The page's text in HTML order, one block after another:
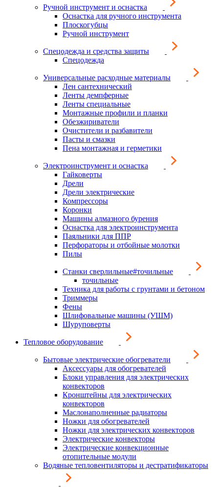
Ручной инструмент и оснастка
Оснастка для ручного инструмента
Плоскогубцы
Ручной инструмент
Спецодежда и средства защиты
Спецодежда
Универсальные расходные материалы
Лен сантехнический
Ленты демпферные
Ленты специальные
Монтажные профили и планки
Обезжириватели
Очистители и разбавители
Пасты и смазки
Пена монтажная и герметики
Электроинструмент и оснастка
Гайковерты
Дрели
Дрели электрические
Компрессоры
Коронки
Машины алмазного бурения
Оснастка для электроинструмента
Паяльники для ППР
Перфораторы и отбойные молотки
Пилы
Станки сверлильные#точильные
точильные
Техника для работы с грунтами и бетоном
Триммеры
Фены
Шлифовальные машины (УШМ)
Шуруповерты
Тепловое оборудование
Бытовые электрические обогреватели
Аксессуары для обогревателей
Блоки управления для электрических
конвекторов
Кронштейны для электрических
конвекторов
Маслонаполненные радиаторы
Ножки для обогревателей
Ножки для электрических конвекторов
Электрические конвекторы
Электрические конвекционные
отопительные модули
Водяные тепловентиляторы и дестратификаторы